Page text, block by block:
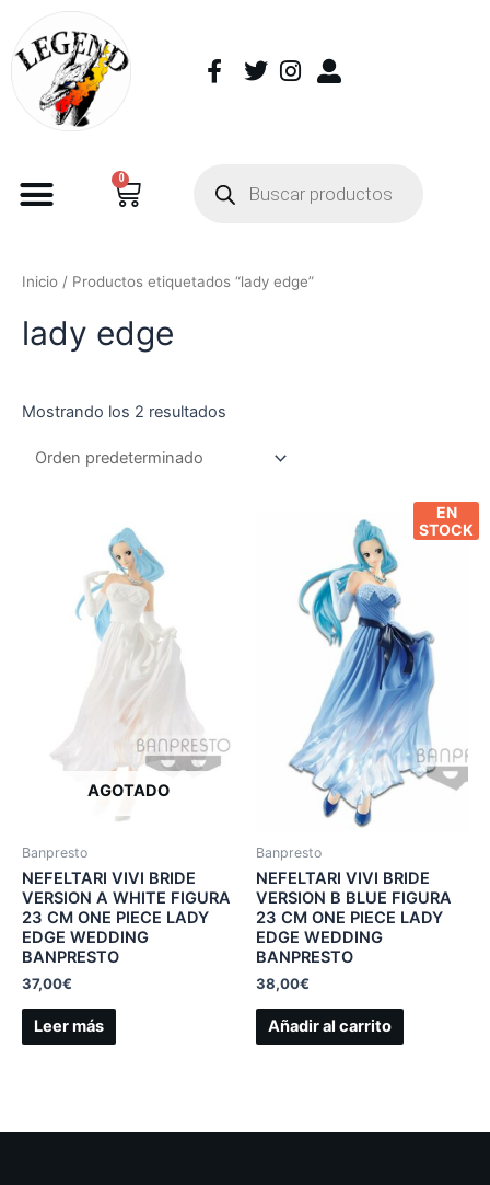
0
Inicio / Productos etiquetados “lady edge”
lady edge
Mostrando los 2 resultados
AGOTADO
Banpresto
NEFELTARI VIVI BRIDE
VERSION A WHITE FIGURA
23 CM ONE PIECE LADY
EDGE WEDDING
BANPRESTO
37,00€
Leer más
EN
STOCK
Banpresto
NEFELTARI VIVI BRIDE
VERSION B BLUE FIGURA
23 CM ONE PIECE LADY
EDGE WEDDING
BANPRESTO
38,00€
Añadir al carrito